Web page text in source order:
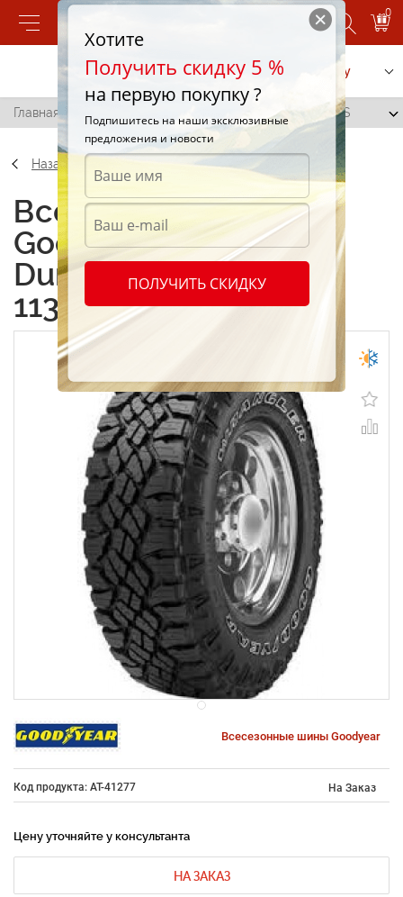
0
Позвонить Заказать услугу
Главная / Goodyear Wrangler DuraTrac 275/55 R20 113S
Назад
Всесезонные шины
Goodyear Wrangler
DuraTrac 275/55 R20
113S
Всесезонные шины Goodyear
Код продукта: AT-41277 На Заказ
Цену уточняйте у консультанта
НА ЗАКАЗ
Хотите
Получить скидку 5 %
на первую покупку ?
Подпишитесь на наши эксклюзивные
предложения и новости
ПОЛУЧИТЬ СКИДКУ